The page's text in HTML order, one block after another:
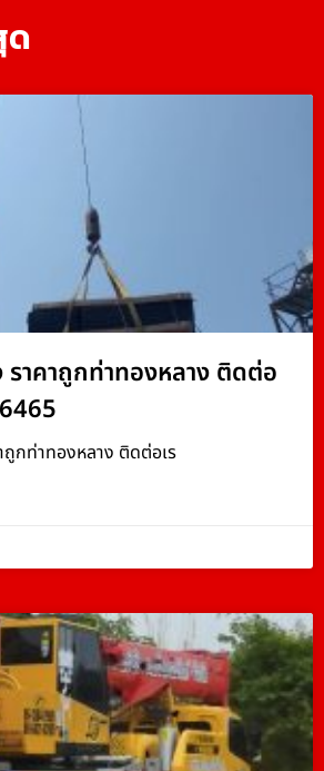
ด
ราคาถูกท่าทองหลาง ติดต่อ
ถูกท่าทองหลาง ติดต่อเร